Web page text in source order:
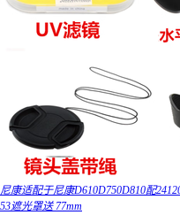
尼康适配于尼康D610D750D810配
53遮光罩送 77mm